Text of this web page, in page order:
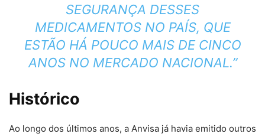
SEGURANÇA DESSES
MEDICAMENTOS NO PAÍS, QUE
ESTÃO HÁ POUCO MAIS DE CINCO
ANOS NO MERCADO NACIONAL.”
Histórico
Ao longo dos últimos anos, a Anvisa já havia emitido outros